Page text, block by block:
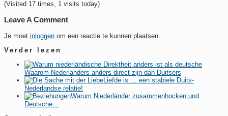
(Visited 17 times, 1 visits today)
Leave A Comment
Je moet inloggen om een reactie te kunnen plaatsen.
Verder lezen
Waarom Nederlanders anders direct zijn dan Duitsers
Liefde is … een stabiele Duits-
Nederlandse relatie!
Warum Niederländer zusammenhocken und
Deutsche…